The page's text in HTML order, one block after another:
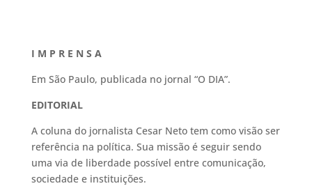
I M P R E N S A
Em São Paulo, publicada no jornal “O DIA”.
EDITORIAL
A coluna do jornalista Cesar Neto tem como visão ser
referência na política. Sua missão é seguir sendo
uma via de liberdade possível entre comunicação,
sociedade e instituições.